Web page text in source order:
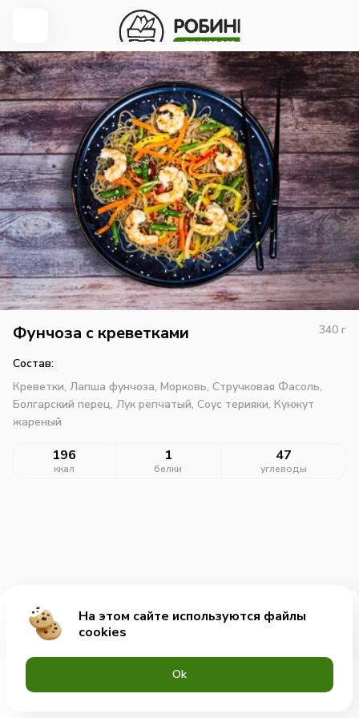
Фунчоза с креветками 340 г
Состав:
Креветки, Лапша фунчоза, Морковь, Стручковая Фасоль,
Болгарский перец, Лук репчатый, Соус терияки, Кунжут
жареный
196
ккал
1
белки
47
углеводы
Добавить за 505₽
На этом сайте используются файлы
cookies
Оk